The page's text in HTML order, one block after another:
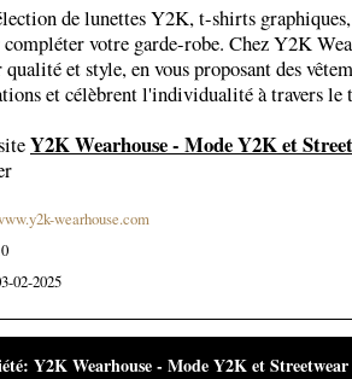
de lunettes Y2K, t-shirts
votre garde-robe. Chez Y2K
et style, en vous proposant des
et célèbrent l'individualité à travers le
Y2K Wearhouse - Mode Y2K et
wearhouse.com
02-2025
Y2K Wearhouse - Mode Y2K et Streetwear